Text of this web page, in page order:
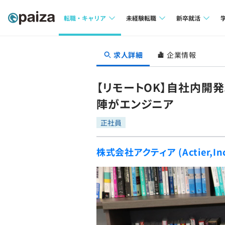
転職・キャリア
転職成功ガイド
未経験転職
求人検索
転職成功ガイド
新卒就活
本選考
インターン
インタビュー
就活成功ガイド
求人詳細 企業情報
【リモートOK】自社内
陣がエンジニア
正社員
株式会社アクティア